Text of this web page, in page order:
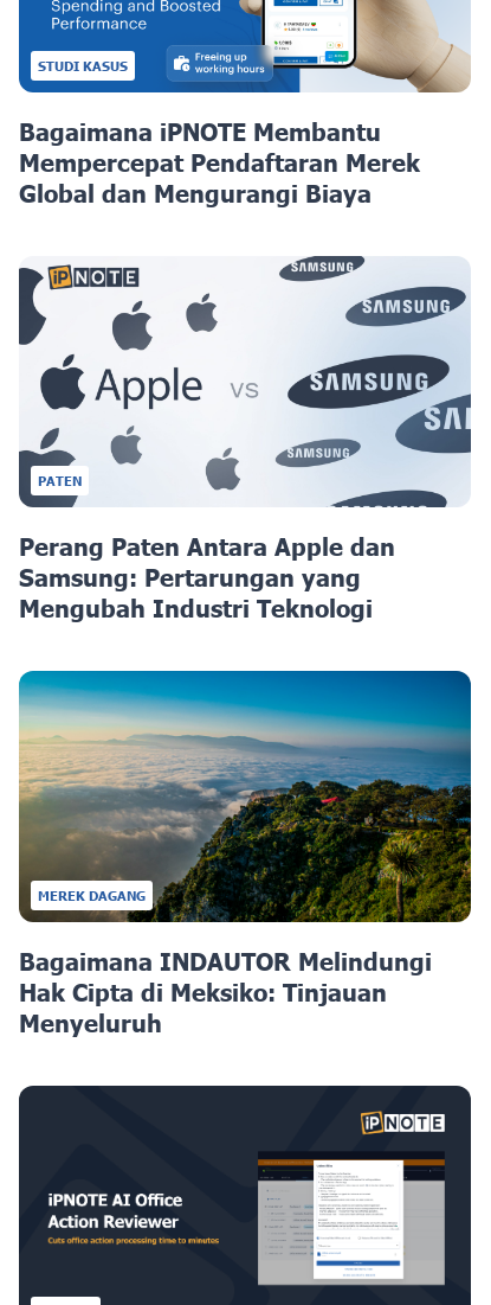
STUDI KASUS
Bagaimana iPNOTE Membantu
Mempercepat Pendaftaran Merek
Global dan Mengurangi Biaya
PATEN
Perang Paten Antara Apple dan
Samsung: Pertarungan yang
Mengubah Industri Teknologi
MEREK DAGANG
Bagaimana INDAUTOR Melindungi
Hak Cipta di Meksiko: Tinjauan
Menyeluruh